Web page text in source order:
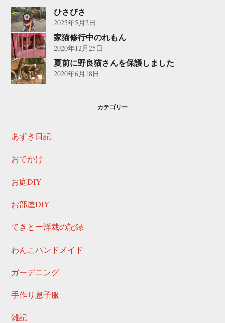
ひさびさ
2025年5月2日
家猫修行中のれもん
2020年12月25日
夏前に野良猫さんを保護しました
2020年6月18日
カテゴリー
あずき日記
おでかけ
お庭DIY
お部屋DIY
てきとー洋裁の記録
わんこハンドメイド
ガーデニング
手作り息子服
雑記